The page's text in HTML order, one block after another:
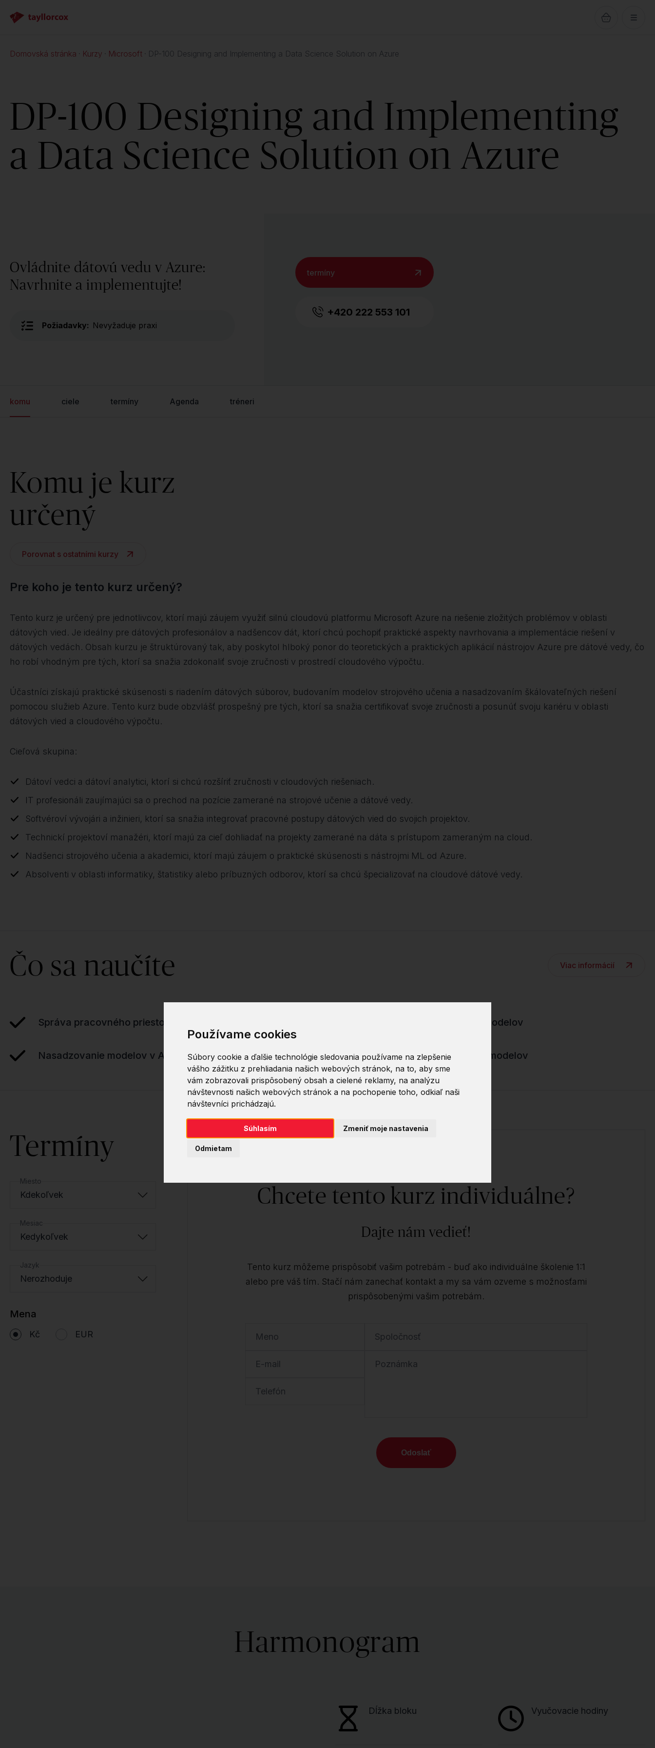
Používame cookies
Súbory cookie a ďalšie technológie sledovania používame na zlepšenie
vášho zážitku z prehliadania našich webových stránok, na to, aby sme
vám zobrazovali prispôsobený obsah a cielené reklamy, na analýzu
návštevnosti našich webových stránok a na pochopenie toho, odkiaľ naši
návštevníci prichádzajú.
Súhlasím
Odmietam
Zmeniť moje nastavenia
Domovská stránka Kurzy Microsoft DP-100 Designing and Implementing a Data Science Solution on Azure
DP-100 Designing and Implementing
a Data Science Solution on Azure
Ovládnite dátovú vedu v Azure:
Navrhnite a implementujte!
Požiadavky: Nevyžaduje praxi
termíny
+420 222 553 101
komu ciele termíny Agenda tréneri
Komu je kurz
určený
Porovnat s ostatními kurzy
Pre koho je tento kurz určený?
Tento kurz je určený pre jednotlivcov, ktorí majú záujem využiť silnú cloudovú platformu Microsoft Azure na riešenie zložitých problémov v oblasti
dátových vied. Je ideálny pre dátových profesionálov a nadšencov dát, ktorí chcú pochopiť praktické aspekty navrhovania a implementácie riešení v
dátových vedách. Obsah kurzu je štruktúrovaný tak, aby poskytol hlboký ponor do teoretických a praktických aplikácií nástrojov Azure pre dátové vedy, čo
ho robí vhodným pre tých, ktorí sa snažia zdokonaliť svoje zručnosti v prostredí cloudového výpočtu.
Účastníci získajú praktické skúsenosti s riadením dátových súborov, budovaním modelov strojového učenia a nasadzovaním škálovateľných riešení
pomocou služieb Azure. Tento kurz bude obzvlášť prospešný pre tých, ktorí sa snažia certifikovať svoje zručnosti a posunúť svoju kariéru v oblasti
dátových vied a cloudového výpočtu.
Cieľová skupina:
Dátoví vedci a dátoví analytici, ktorí si chcú rozšíriť zručnosti v cloudových riešeniach.
IT profesionáli zaujímajúci sa o prechod na pozície zamerané na strojové učenie a dátové vedy.
Softvéroví vývojári a inžinieri, ktorí sa snažia integrovať pracovné postupy dátových vied do svojich projektov.
Technickí projektoví manažéri, ktorí majú za cieľ dohliadať na projekty zamerané na dáta s prístupom zameraným na cloud.
Nadšenci strojového učenia a akademici, ktorí majú záujem o praktické skúsenosti s nástrojmi ML od Azure.
Absolventi v oblasti informatiky, štatistiky alebo príbuzných odborov, ktorí sa chcú špecializovať na cloudové dátové vedy.
Čo sa naučíte Viac informácií
Správa pracovného priestoru Azure ML Vytváranie tréningových modelov
Nasadzovanie modelov v Azure Monitorovanie výkonnosti modelov
Termíny
Miesto
Kdekoľvek
Mesiac
Kedykoľvek
Jazyk
Nerozhoduje
Mena
Kč EUR
Chcete tento kurz individuálne?
Dajte nám vedieť!
Tento kurz môžeme prispôsobiť vašim potrebám - buď ako individuálne školenie 1:1
alebo pre váš tím. Stačí nám zanechať kontakt a my sa vám ozveme s možnosťami
prispôsobenými vašim potrebám.
Meno
E-mail
Telefón
Spoločnosť
Poznámka
Odoslať
Harmonogram
Dĺžka bloku Vyučovacie hodiny